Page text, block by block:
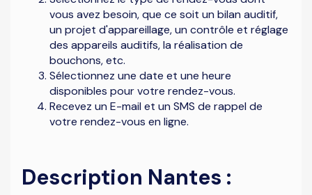
vous avez besoin, que ce soit un bilan auditif,
un projet d'appareillage, un contrôle et réglage
des appareils auditifs, la réalisation de
bouchons, etc.
Sélectionnez une date et une heure
disponibles pour votre rendez-vous.
Recevez un E-mail et un SMS de rappel de
votre rendez-vous en ligne.
Description Nantes :